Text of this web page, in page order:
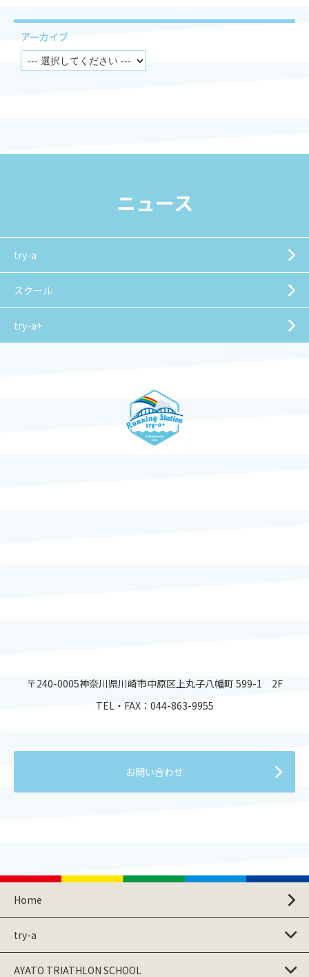
アーカイブ
ニュース
try-a
スクール
try-a+
〒240-0005神奈川県川崎市中原区上丸子八幡町 599-1 2F
TEL・FAX： 044-863-9955
お問い合わせ
Home
try-a
AYATO TRIATHLON SCHOOL